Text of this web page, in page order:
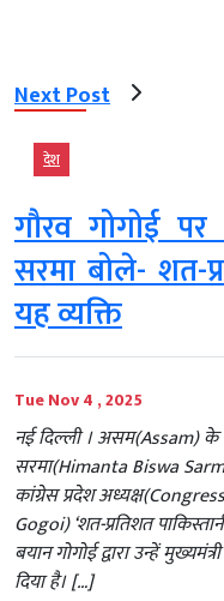
Next Post
देश
गौरव गोगोई
सरमा बोले- शत-
यह व्यक्ति
Tue Nov 4 , 2025
नई दिल्‍ली । असम(Assam) के
सरमा(Himanta Biswa
कांग्रेस प्रदेश
Gogoi) ‘शत-प्रतिशत
बयान गोगोई द्वारा उन्हें
दिया है। […]